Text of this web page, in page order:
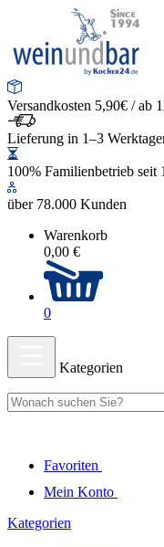
Versandkosten 5,90€ / ab
Lieferung in 1–3
100% Familienbetrieb seit
über 78.000 Kunden
Warenkorb
0,00 €
0
Kategorien
Favoriten
Mein Konto
Kategorien